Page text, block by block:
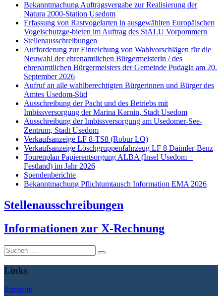
Bekanntmachung Auftragsvergabe zur Realisierung der
Natura 2000-Station Usedom
Erfassung von Rastvogelarten in ausgewählten Europäischen
Vogelschutzge-bieten im Auftrag des StALU Vorpommern
Stellenausschreibungen
Aufforderung zur Einreichung von Wahlvorschlägen für die
Neuwahl der ehrenamtlichen Bürgermeisterin / des
ehrenamtlichen Bürgermeisters der Gemeinde Pudagla am 20.
September 2026
Aufruf an alle wahlberechtigten Bürgerinnen und Bürger des
Amtes Usedom-Süd
Ausschreibung der Pacht und des Betriebs mit
Imbissversorgung der Marina Karnin, Stadt Usedom
Ausschreibung der Imbissversorgung am Usedomer-See-
Zentrum, Stadt Usedom
Verkaufsanzeige LF 8-TS8 (Robur LO)
Verkaufsanzeige Löschgruppenfahrzeug LF 8 Daimler-Benz
Tourenplan Papierentsorgung ALBA (Insel Usedom +
Festland) im Jahr 2026
Spendenberichte
Bekanntmachung Pflichtumtausch Information EMA 2026
Stellenausschreibungen
Informationen zur X-Rechnung
Suche
nach:
Links
Startseite